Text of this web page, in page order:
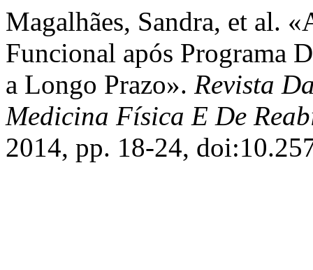
Magalhães, Sandra, et al.
Funcional após Programa
a Longo Prazo». Revista
Medicina Física E De
2014, pp. 18-24,